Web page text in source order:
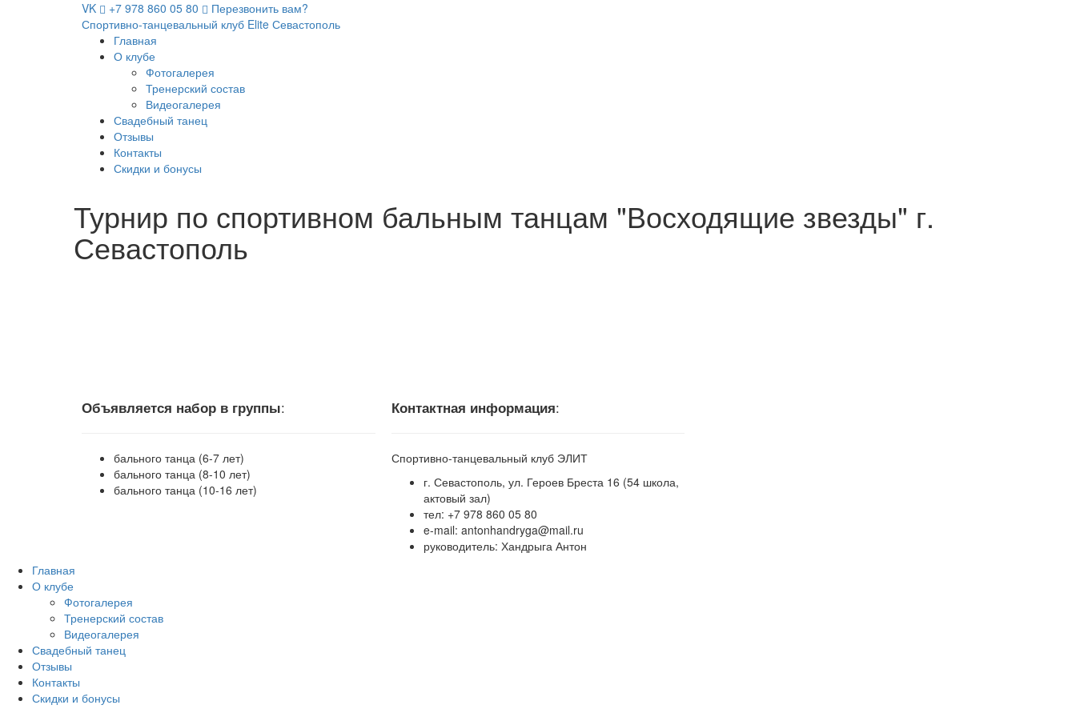
VK +7 978 860 05 80
Перезвонить вам?
Спортивно-танцевальный клуб Elite Севастополь
Главная
О клубе
Фотогалерея
Тренерский состав
Видеогалерея
Свадебный танец
Отзывы
Контакты
Скидки и бонусы
Турнир по спортивном бальным танцам "Восходящие звезды" г.
Севастополь
Объявляется набор в группы:
бального танца (6-7 лет)
бального танца (8-10 лет)
бального танца (10-16 лет)
Контактная информация:
Спортивно-танцевальный клуб ЭЛИТ
г. Севастополь, ул. Героев Бреста 16 (54 школа,
актовый зал)
тел: +7 978 860 05 80
e-mail: antonhandryga@mail.ru
руководитель: Хандрыга Антон
Главная
О клубе
Фотогалерея
Тренерский состав
Видеогалерея
Свадебный танец
Отзывы
Контакты
Скидки и бонусы